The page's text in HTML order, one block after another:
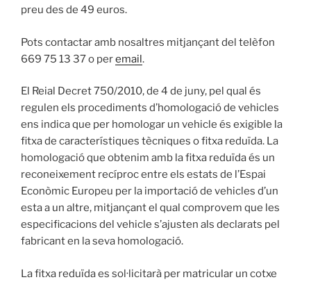
preu des de 49 euros.
Pots contactar amb nosaltres mitjançant del telèfon
669 75 13 37 o peremail.
El Reial Decret 750/2010, de 4 de juny, pel qual és
regulen els procediments d’homologació de vehicles
ens indica que per homologar un vehicle és exigible la
fitxa de característiques tècniques o fitxa reduïda. La
homologació que obtenim amb la fitxa reduïda és un
reconeixement recíproc entre els estats de l’Espai
Econòmic Europeu per la importació de vehicles d’un
esta a un altre, mitjançant el qual comprovem que les
especificacions del vehicle s’ajusten als declarats pel
fabricant en la seva homologació.
La fitxa reduïda es sol·licitarà per matricular un cotxe